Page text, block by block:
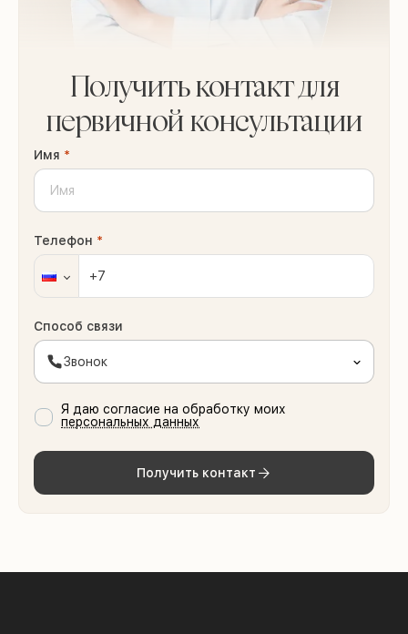
Получить контакт для
первичной консультации
Имя *
Телефон *
Способ связи
Звонок
Я даю согласие на обработку моих
персональных данных
Получить контакт